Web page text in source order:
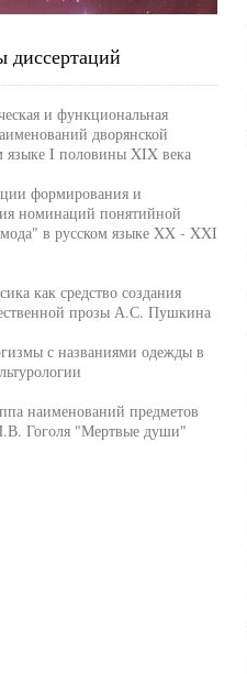
и функциональная
дворянской
языке I половины XIX века
формирования и
номинаций понятийной
в русском языке XX - XXI
как средство создания
прозы А.С. Пушкина
с названиями одежды в
наименований предметов
Гоголя "Мертвые души"